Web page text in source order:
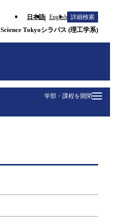
日本語 English 詳細検索
Science Tokyoシラバス (理工学系)
学部・課程を開閉